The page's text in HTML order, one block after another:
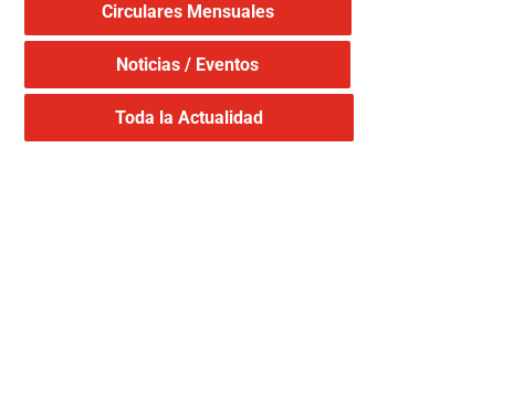
Circulares Mensuales
Noticias / Eventos
Toda la Actualidad